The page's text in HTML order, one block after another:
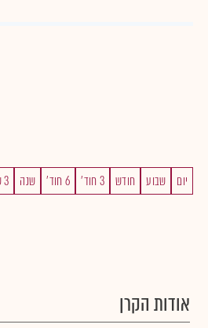
יום שבוע חודש 3 חוד' 6 חוד' שנה 3 שנים
אודות הקרן